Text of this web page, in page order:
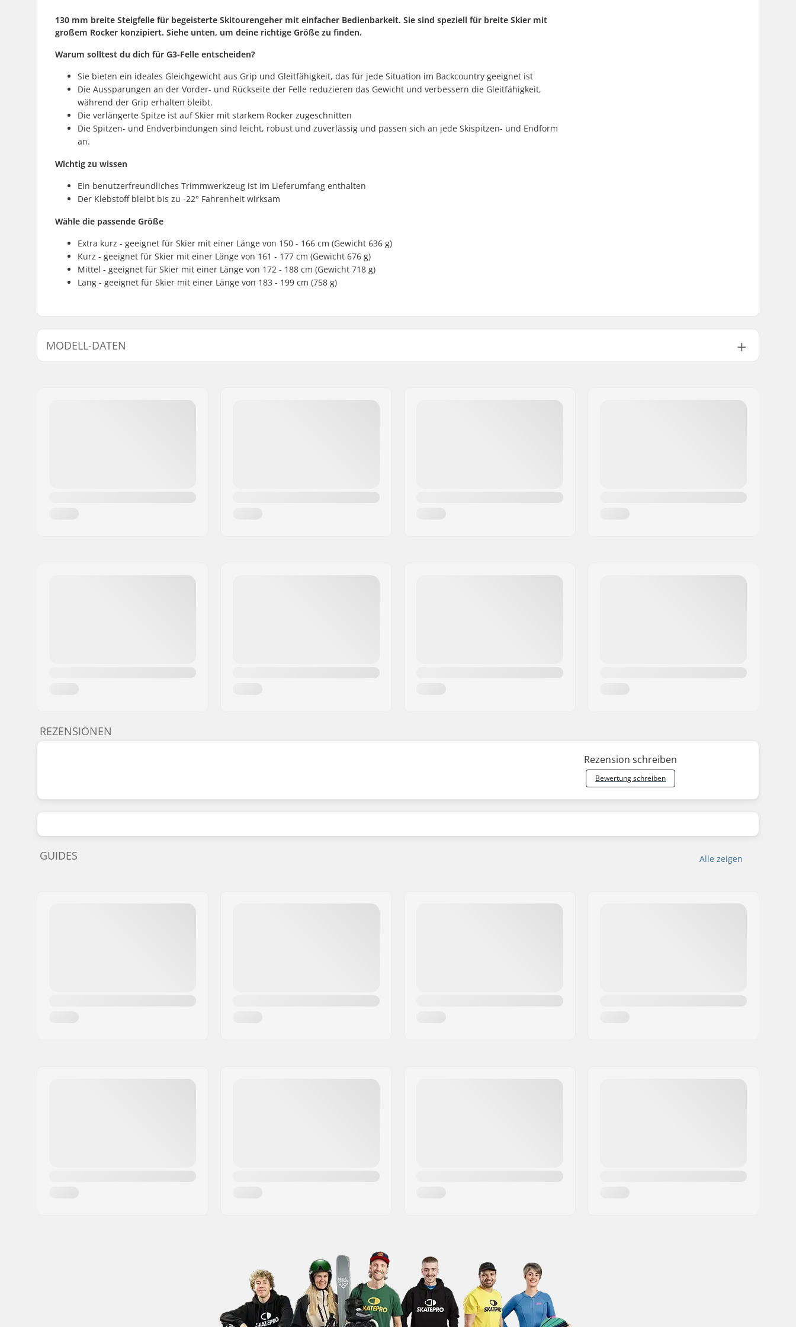
130 mm breite Steigfelle für begeisterte Skitourengeher mit einfacher Bedienbarkeit. Sie sind speziell für breite Skier mit
großem Rocker konzipiert. Siehe unten, um deine richtige Größe zu finden.
Warum solltest du dich für G3-Felle entscheiden?
Sie bieten ein ideales Gleichgewicht aus Grip und Gleitfähigkeit, das für jede Situation im Backcountry geeignet ist
Die Aussparungen an der Vorder- und Rückseite der Felle reduzieren das Gewicht und verbessern die Gleitfähigkeit,
während der Grip erhalten bleibt.
Die verlängerte Spitze ist auf Skier mit starkem Rocker zugeschnitten
Die Spitzen- und Endverbindungen sind leicht, robust und zuverlässig und passen sich an jede Skispitzen- und Endform
an.
Wichtig zu wissen
Ein benutzerfreundliches Trimmwerkzeug ist im Lieferumfang enthalten
Der Klebstoff bleibt bis zu -22° Fahrenheit wirksam
Wähle die passende Größe
Extra kurz - geeignet für Skier mit einer Länge von 150 - 166 cm (Gewicht 636 g)
Kurz - geeignet für Skier mit einer Länge von 161 - 177 cm (Gewicht 676 g)
Mittel - geeignet für Skier mit einer Länge von 172 - 188 cm (Gewicht 718 g)
Lang - geeignet für Skier mit einer Länge von 183 - 199 cm (758 g)
MODELL-DATEN
REZENSIONEN
Rezension schreiben
Bewertung schreiben
Alle zeigen
GUIDES